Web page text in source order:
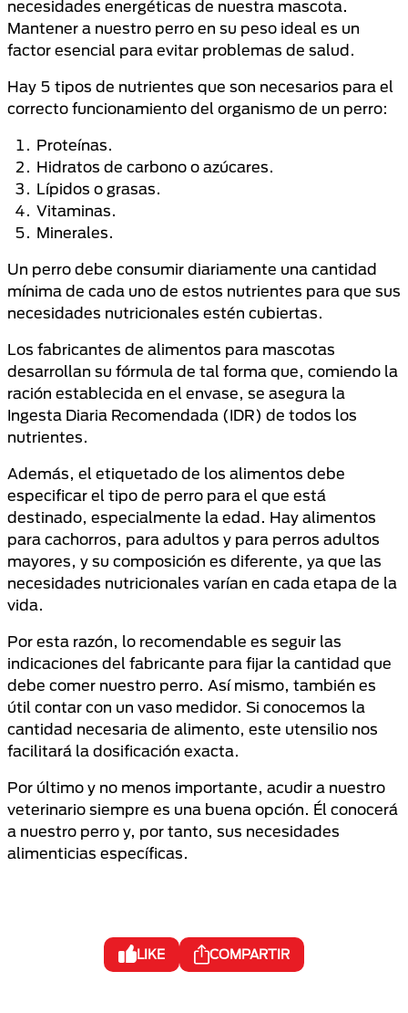
necesidades energéticas de nuestra mascota.
Mantener a nuestro perro en su peso ideal es un
factor esencial para evitar problemas de salud.
Hay 5 tipos de nutrientes que son necesarios para el
correcto funcionamiento del organismo de un perro:
Proteínas.
Hidratos de carbono o azúcares.
Lípidos o grasas.
Vitaminas.
Minerales.
Un perro debe consumir diariamente una cantidad
mínima de cada uno de estos nutrientes para que sus
necesidades nutricionales estén cubiertas.
Los fabricantes de alimentos para mascotas
desarrollan su fórmula de tal forma que, comiendo la
ración establecida en el envase, se asegura la
Ingesta Diaria Recomendada (IDR) de todos los
nutrientes.
Además, el etiquetado de los alimentos debe
especificar el tipo de perro para el que está
destinado, especialmente la edad. Hay alimentos
para cachorros, para adultos y para perros adultos
mayores, y su composición es diferente, ya que las
necesidades nutricionales varían en cada etapa de la
vida.
Por esta razón, lo recomendable es seguir las
indicaciones del fabricante para fijar la cantidad que
debe comer nuestro perro. Así mismo, también es
útil contar con un vaso medidor. Si conocemos la
cantidad necesaria de alimento, este utensilio nos
facilitará la dosificación exacta.
Por último y no menos importante, acudir a nuestro
veterinario siempre es una buena opción. Él conocerá
a nuestro perro y, por tanto, sus necesidades
alimenticias específicas.
LIKE COMPARTIR